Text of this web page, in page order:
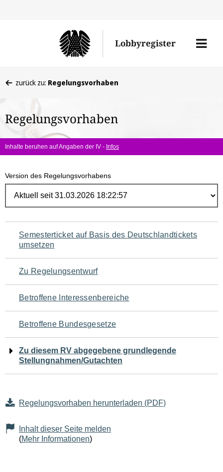
Lobbyregister
Menü
befinden
hier:
zurück zu: Regelungsvorhaben
Regelungsvorhaben
Inhalte beruhen auf Angaben der IV - Infos
Version des Regelungsvorhabens
Navigation
für
den
Seiteninhalt
Semesterticket auf Basis des Deutschlandtickets
umsetzen
Zu Regelungsentwurf
Betroffene Interessenbereiche
Betroffene Bundesgesetze
Zu diesem RV abgegebene grundlegende
Stellungnahmen/Gutachten
Regelungsvorhaben herunterladen (PDF)
Inhalt dieser Seite melden
(Mehr Informationen)